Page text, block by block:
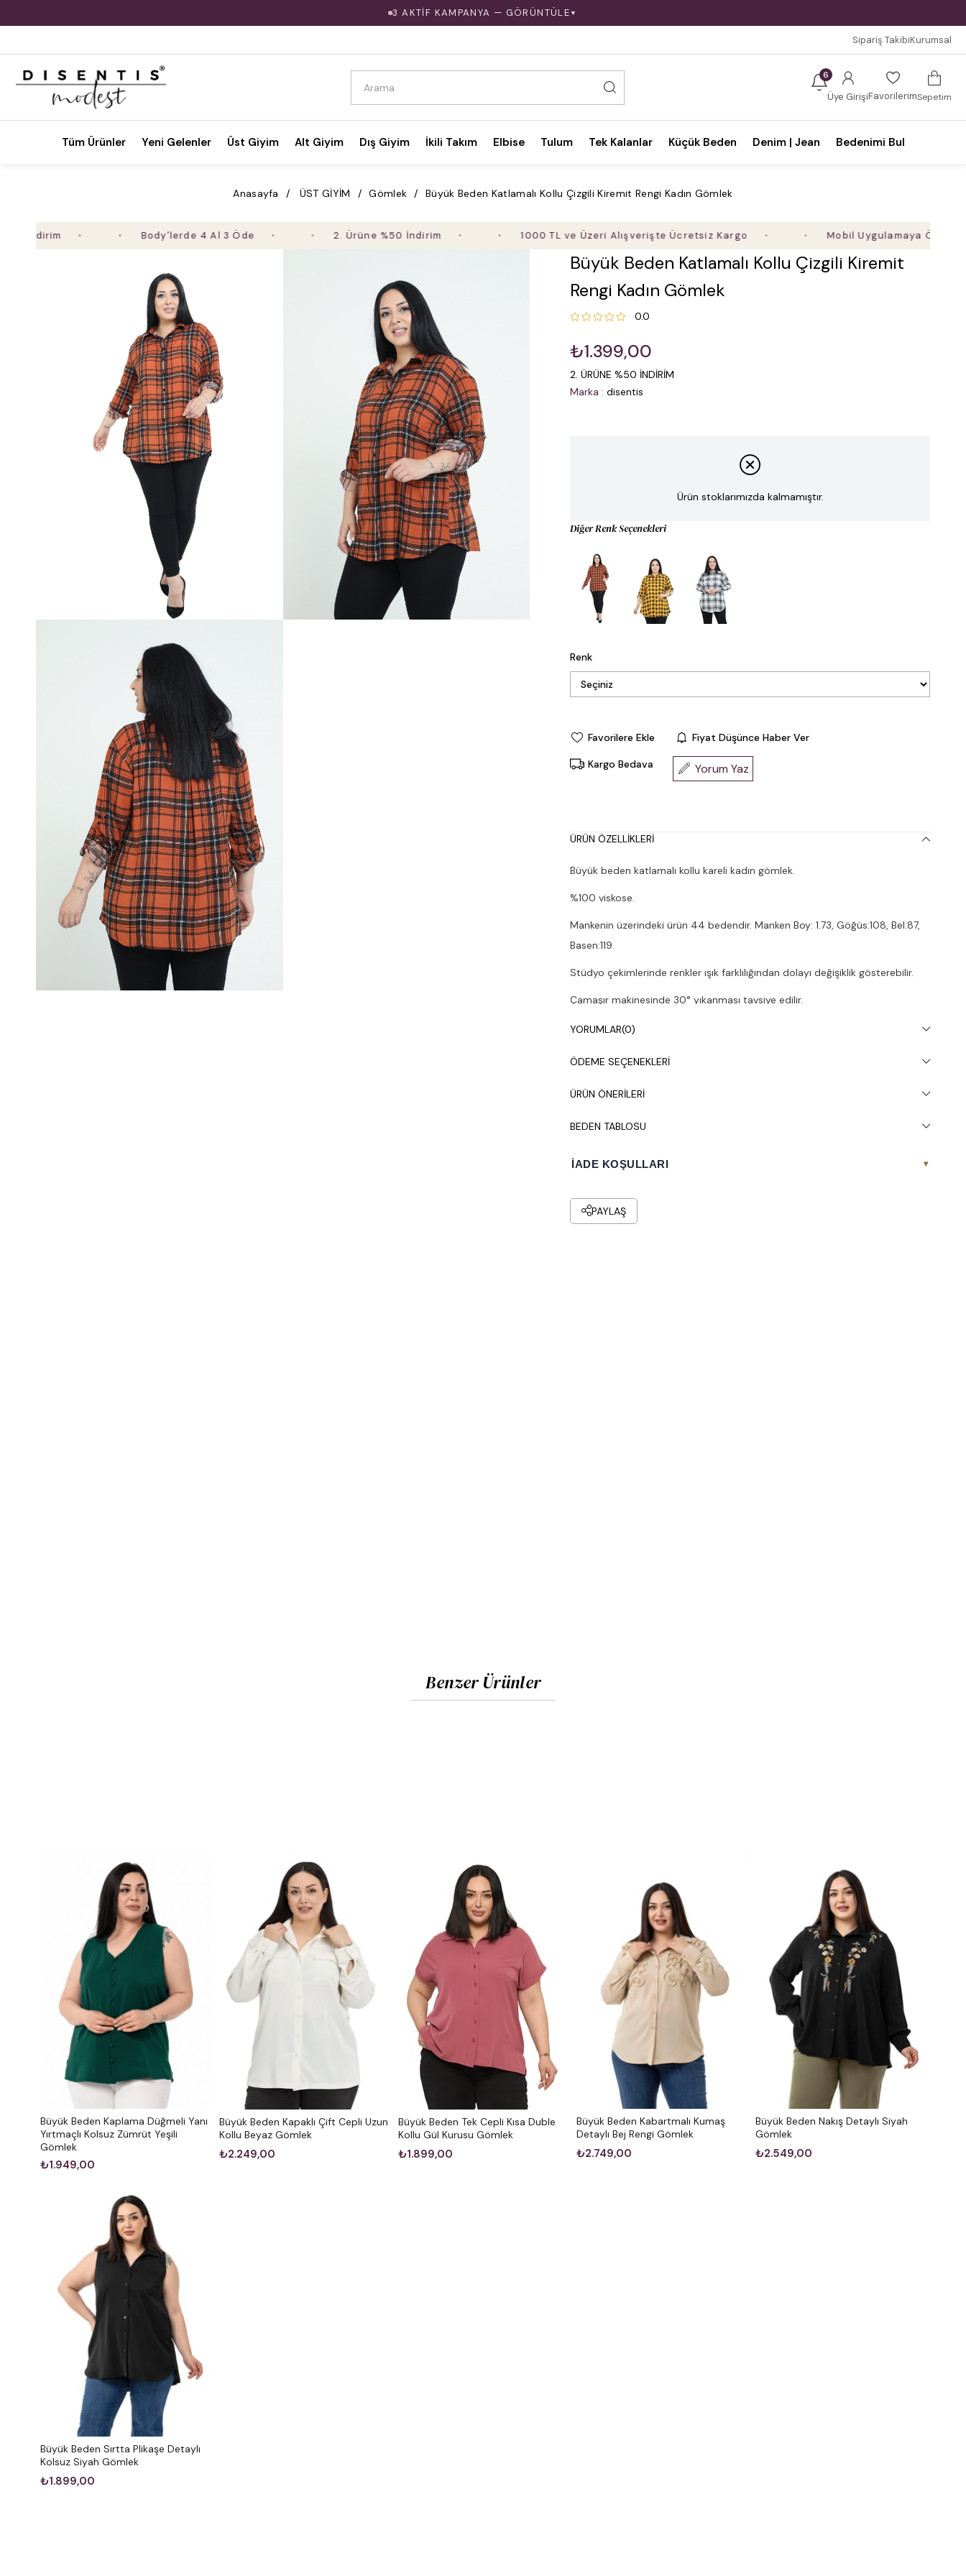
3 AKTİF KAMPANYA — GÖRÜNTÜLE ▼
Sipariş TakibiKurumsal
6
Üye GirişiFavorilerimSepetim
Tüm Ürünler Yeni Gelenler Üst Giyim Alt Giyim Dış Giyim İkili Takım Elbise Tulum Tek Kalanlar Küçük Beden Denim | Jean Bedenimi Bul
Anasayfa ÜST GİYİM Gömlek Büyük Beden Katlamalı Kollu Çizgili Kiremit Rengi Kadın Gömlek
Body'lerde 4 Al 3 Öde 2. Ürüne %50 İndirim 1000 TL ve Üzeri Alışverişte Ücretsiz Kargo Mobil Uygulamaya Özel Ek %5
Büyük Beden Katlamalı Kollu Çizgili Kiremit
Rengi Kadın Gömlek
0.0
₺1.399,00
2. ÜRÜNE %50 İNDİRİM
Marka : disentis
Ürün stoklarımızda kalmamıştır.
Diğer Renk Seçenekleri
Renk
Favorilere Ekle Fiyat Düşünce Haber Ver
Kargo Bedava Yorum Yaz
ÜRÜN ÖZELLIKLERI
Büyük beden katlamalı kollu kareli kadın gömlek.
%100 viskose.
Mankenin üzerindeki ürün 44 bedendir. Manken Boy: 1.73, Göğüs:108, Bel:87,
Basen:119.
Stüdyo çekimlerinde renkler ışık farklılığından dolayı değişiklik gösterebilir.
Çamaşır makinesinde 30° yıkanması tavsiye edilir.
YORUMLAR(0)
ÖDEME SEÇENEKLERI
ÜRÜN ÖNERILERI
BEDEN TABLOSU
İADE KOŞULLARI ▾
PAYLAŞ
Benzer Ürünler
Büyük Beden Kaplama Düğmeli Yanı
Yırtmaçlı Kolsuz Zümrüt Yeşili
Gömlek
₺1.949,00
Büyük Beden Kapaklı Çift Cepli Uzun
Kollu Beyaz Gömlek
₺2.249,00
Büyük Beden Tek Cepli Kısa Duble
Kollu Gül Kurusu Gömlek
₺1.899,00
Büyük Beden Kabartmalı Kumaş
Detaylı Bej Rengi Gömlek
₺2.749,00
Büyük Beden Nakış Detaylı Siyah
Gömlek
₺2.549,00
Büyük Beden Sırtta Plikaşe Detaylı
Kolsuz Siyah Gömlek
₺1.899,00